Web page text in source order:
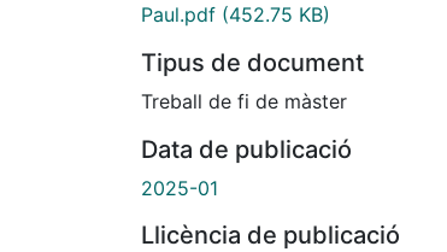
Paul.pdf (452.75 KB)
Tipus de document
Treball de fi de màster
Data de publicació
2025-01
Llicència de publicació